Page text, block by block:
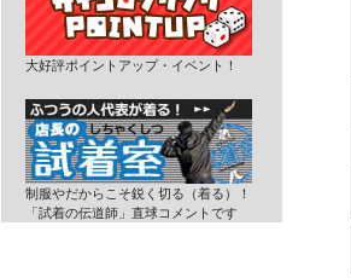
大好評ポイントアップ・イベント！
制服やだからこそ鋭く切る（着る）！
「試着の伝道師」直球コメントです